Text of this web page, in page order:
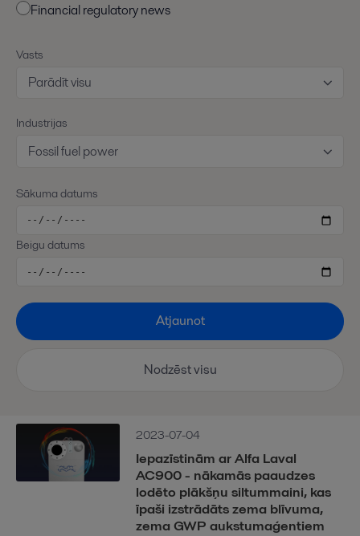
2023-07-04
Iepazīstinām ar Alfa Laval
AC900 - nākamās paaudzes
lodēto plākšņu siltummaini, kas
īpaši izstrādāts zema blīvuma,
zema GWP aukstumaģentiem
Financial regulatory news
Vasts
Parādīt visu
Industrijas
Fossil fuel power
Sākuma datums
Beigu datums
Atjaunot
Nodzēst visu